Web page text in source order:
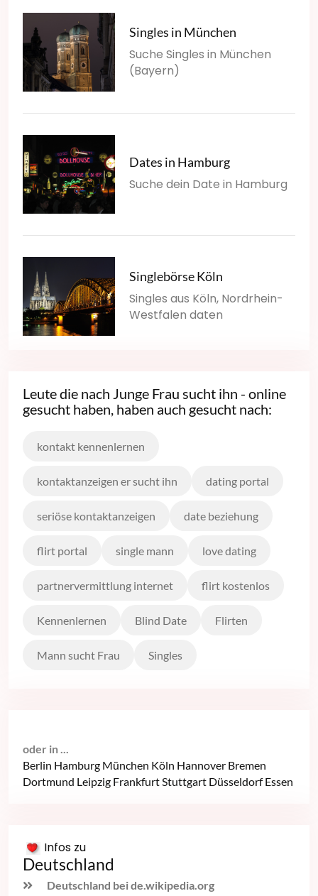
Singles in München
Suche Singles in München
(Bayern)
Dates in Hamburg
Suche dein Date in Hamburg
Singlebörse Köln
Singles aus Köln, Nordrhein-
Westfalen daten
Leute die nach Junge Frau sucht ihn - online
gesucht haben, haben auch gesucht nach:
kontakt kennenlernen
kontaktanzeigen er sucht ihn dating portal
seriöse kontaktanzeigen date beziehung
flirt portal single mann love dating
partnervermittlung internet flirt kostenlos
Kennenlernen Blind Date Flirten
Mann sucht Frau Singles
oder in ...
Berlin Hamburg München Köln Hannover Bremen
Dortmund Leipzig FrankfurtStuttgart Düsseldorf Essen
Infos zu
Deutschland
Deutschland bei de.wikipedia.org